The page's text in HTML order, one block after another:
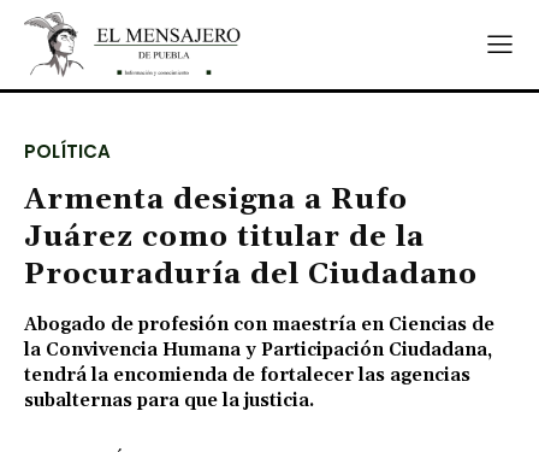
POLÍTICA
Armenta designa a Rufo
Juárez como titular de la
Procuraduría del Ciudadano
Abogado de profesión con maestría en Ciencias de
la Convivencia Humana y Participación Ciudadana,
tendrá la encomienda de fortalecer las agencias
subalternas para que la justicia.